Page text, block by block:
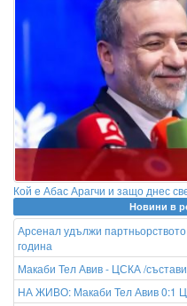
Кой е Абас Арагчи и защо днес
Новини в
Арсенал удължи
година
Макаби Тел Авив - ЦСКА /
НА ЖИВО: Макаби Тел Авив 0:1